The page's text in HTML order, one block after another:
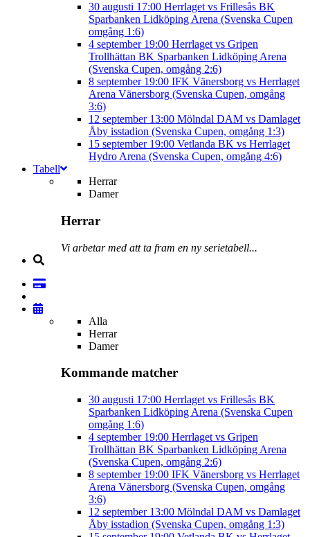
30 augusti 17:00 Herrlaget vs Frillesås BK
Sparbanken Lidköping Arena (Svenska Cupen
omgång 1:6)
4 september 19:00 Herrlaget vs Gripen
Trollhättan BK Sparbanken Lidköping Arena
(Svenska Cupen, omgång 2:6)
8 september 19:00 IFK Vänersborg vs Herrlaget
Arena Vänersborg (Svenska Cupen, omgång
3:6)
12 september 13:00 Mölndal DAM vs Damlaget
Åby isstadion (Svenska Cupen, omgång 1:3)
15 september 19:00 Vetlanda BK vs Herrlaget
Hydro Arena (Svenska Cupen, omgång 4:6)
Tabell
Herrar
Damer
Herrar
Vi arbetar med att ta fram en ny serietabell...
Alla
Herrar
Damer
Kommande matcher
30 augusti 17:00 Herrlaget vs Frillesås BK
Sparbanken Lidköping Arena (Svenska Cupen
omgång 1:6)
4 september 19:00 Herrlaget vs Gripen
Trollhättan BK Sparbanken Lidköping Arena
(Svenska Cupen, omgång 2:6)
8 september 19:00 IFK Vänersborg vs Herrlaget
Arena Vänersborg (Svenska Cupen, omgång
3:6)
12 september 13:00 Mölndal DAM vs Damlaget
Åby isstadion (Svenska Cupen, omgång 1:3)